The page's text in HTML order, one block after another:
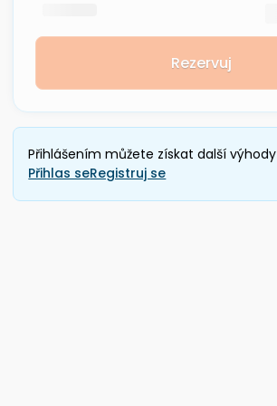
Rezervuj
Přihlášením můžete získat další výhody
Přihlas seRegistruj se